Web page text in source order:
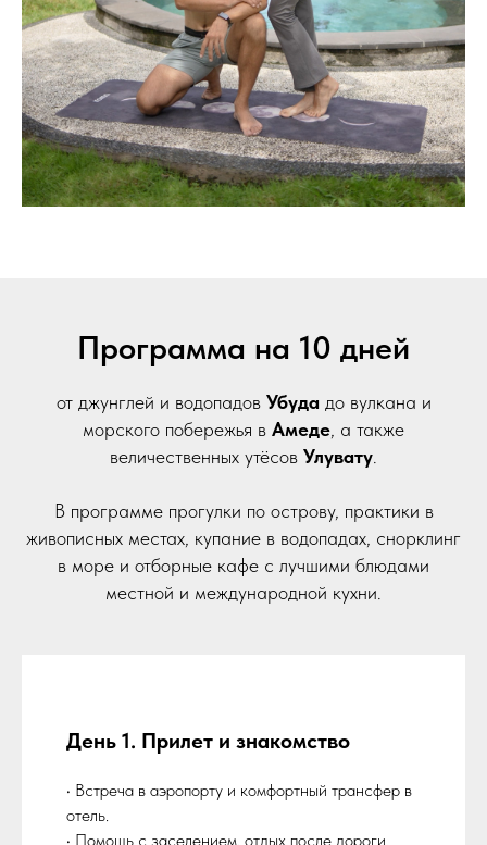
Программа на 10 дней
от джунглей и водопадов Убудадо вулкана и
морского побережья в Амеде, а также
величественных утёсов Улувату.
В программе прогулки по острову, практики в
живописных местах, купание в водопадах, снорклинг
в море и отборные кафе с лучшими блюдами
местной и международной кухни.
День 1. Прилет и знакомство
• Встреча в аэропорту и комфортный трансфер в
отель.
• Помощь с заселением, отдых после дороги.